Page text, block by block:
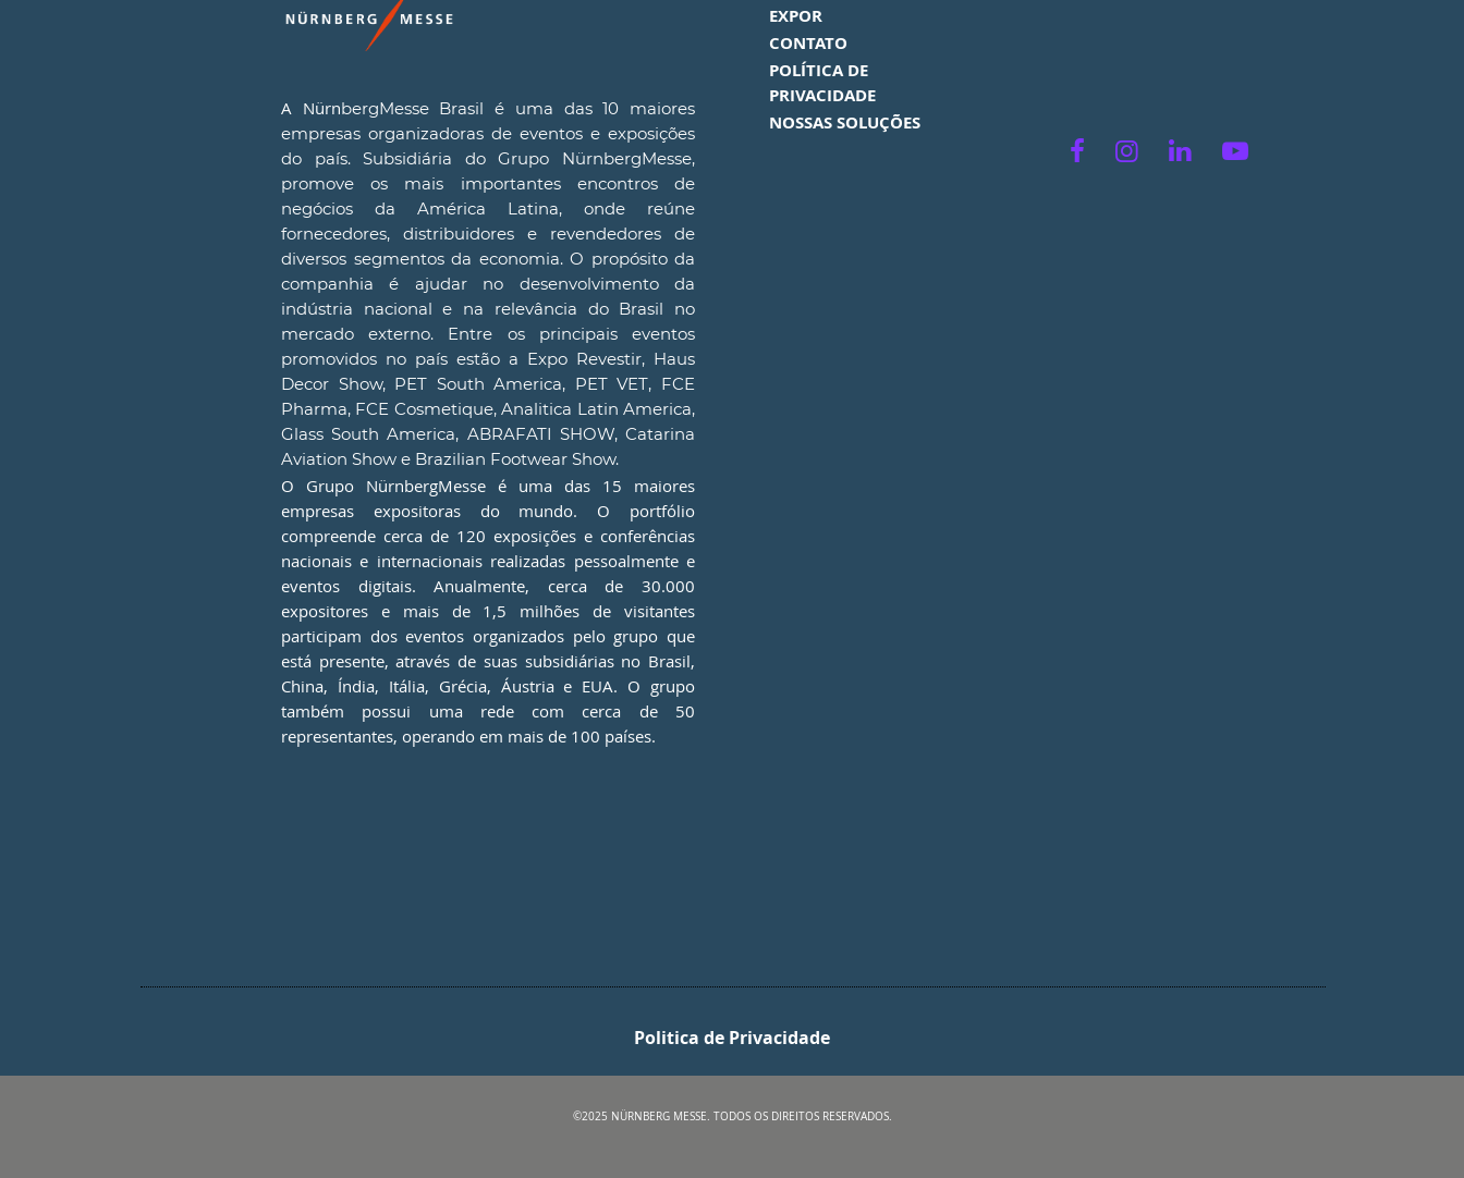
EXPOR
CONTATO
POLÍTICA DE
PRIVACIDADE
NOSSAS SOLUÇÕES
A NürnbergMesse Brasil é uma das 10 maiores
empresas organizadoras de eventos e exposições
do país. Subsidiária do Grupo NürnbergMesse,
promove os mais importantes encontros de
negócios da América Latina, onde reúne
fornecedores, distribuidores e revendedores de
diversos segmentos da economia. O propósito da
companhia é ajudar no desenvolvimento da
indústria nacional e na relevância do Brasil no
mercado externo. Entre os principais eventos
promovidos no país estão a Expo Revestir, Haus
Decor Show, PET South America, PET VET, FCE
Pharma, FCE Cosmetique, Analitica Latin America,
Glass South America, ABRAFATI SHOW, Catarina
Aviation Show e Brazilian Footwear Show.
O Grupo NürnbergMesse é uma das 15 maiores
empresas expositoras do mundo. O portfólio
compreende cerca de 120 exposições e conferências
nacionais e internacionais realizadas pessoalmente e
eventos digitais. Anualmente, cerca de 30.000
expositores e mais de 1,5 milhões de visitantes
participam dos eventos organizados pelo grupo que
está presente, através de suas subsidiárias no Brasil,
China, Índia, Itália, Grécia, Áustria e EUA. O grupo
também possui uma rede com cerca de 50
representantes, operando em mais de 100 países.
Politica de Privacidade
©2025 NÜRNBERG MESSE. TODOS OS DIREITOS RESERVADOS.